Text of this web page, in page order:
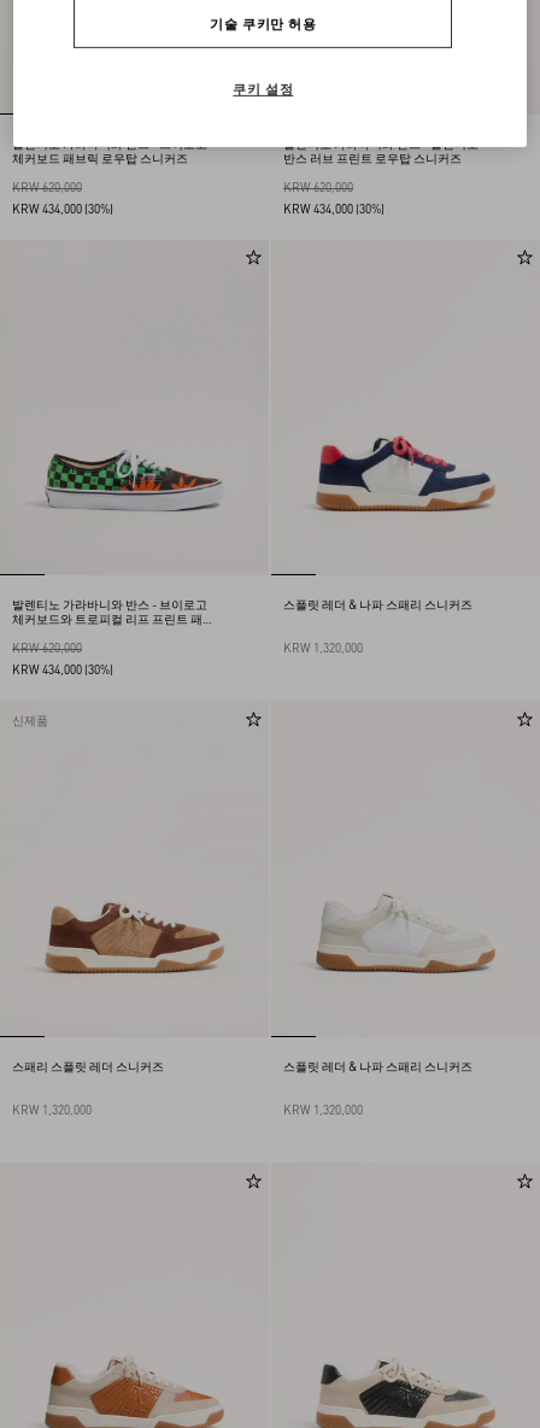
발렌티노 가라바니와 반스 - 브이로고
체커보드 패브릭 로우탑 스니커즈
KRW 620,000
KRW 434,000 (30%)
발렌티노 가라바니와 반스 - 발렌티노
반스 러브 프린트 로우탑 스니커즈
KRW 620,000
KRW 434,000 (30%)
발렌티노 가라바니와 반스 - 브이로고
체커보드와 트로피컬 리프 프린트 패
KRW 620,000
KRW 434,000 (30%)
스플릿 레더 & 나파 스패리 스니커즈
KRW 1,320,000
신제품
스패리 스플릿 레더 스니커즈
KRW 1,320,000
스플릿 레더 & 나파 스패리 스니커즈
KRW 1,320,000
기술 쿠키만 허용
쿠키 설정